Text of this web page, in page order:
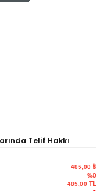
Telif Hakkı
485,00 ₺
%0
485,00 TL